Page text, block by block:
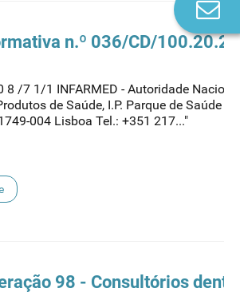
n.º 036/CD/
8 /7 1/1 INFARMED - Autoridade
de Saúde, I.P. Parque de Saúde
004 Lisboa Tel.: +351 217..."
98 - Consultórios